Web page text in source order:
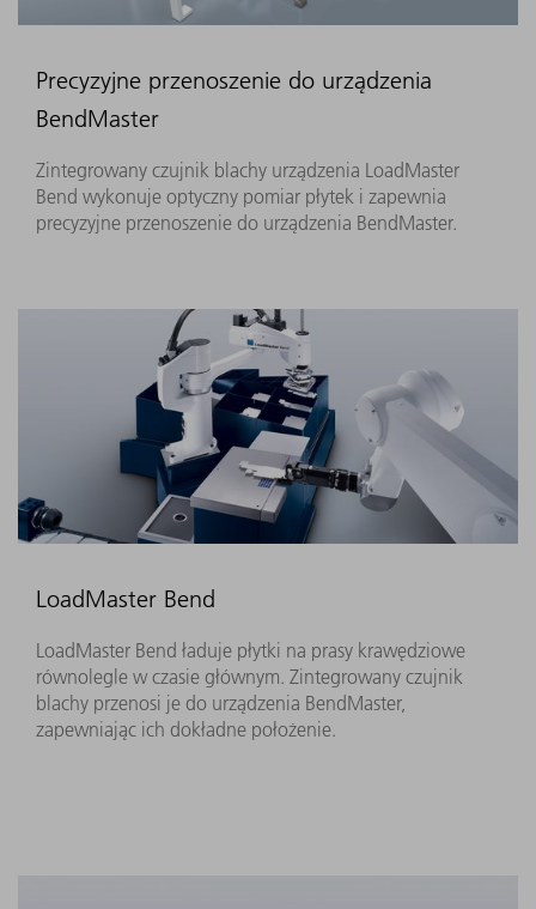
Precyzyjne przenoszenie do urządzenia
BendMaster
Zintegrowany czujnik blachy urządzenia LoadMaster
Bend wykonuje optyczny pomiar płytek i zapewnia
precyzyjne przenoszenie do urządzenia BendMaster.
LoadMaster Bend
LoadMaster Bend ładuje płytki na prasy krawędziowe
równolegle w czasie głównym. Zintegrowany czujnik
blachy przenosi je do urządzenia BendMaster,
zapewniając ich dokładne położenie.